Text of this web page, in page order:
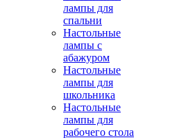
лампы для
спальни
Настольные
лампы с
абажуром
Настольные
лампы для
школьника
Настольные
лампы для
рабочего стола